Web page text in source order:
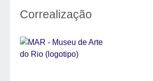
Correalização